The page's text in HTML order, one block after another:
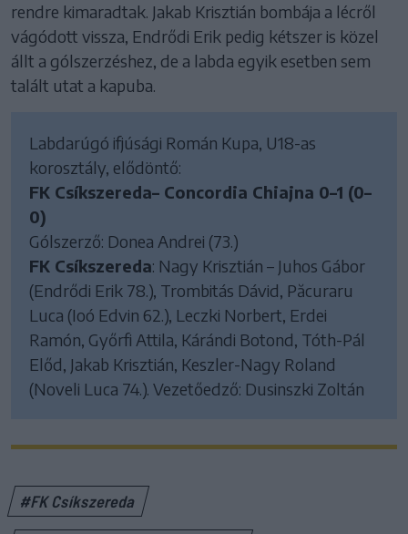
rendre kimaradtak. Jakab Krisztián bombája a lécről
vágódott vissza, Endrődi Erik pedig kétszer is közel
állt a gólszerzéshez, de a labda egyik esetben sem
talált utat a kapuba.
Labdarúgó ifjúsági Román Kupa, U18-as
korosztály, elődöntő:
FK Csíkszereda– Concordia Chiajna 0–1 (0–
0)
Gólszerző: Donea Andrei (73.)
FK Csíkszereda: Nagy Krisztián – Juhos Gábor
(Endrődi Erik 78.), Trombitás Dávid, Păcuraru
Luca (Ioó Edvin 62.), Leczki Norbert, Erdei
Ramón, Győrfi Attila, Kárándi Botond, Tóth-Pál
Előd, Jakab Krisztián, Keszler-Nagy Roland
(Noveli Luca 74.). Vezetőedző: Dusinszki Zoltán
#FK Csíkszereda